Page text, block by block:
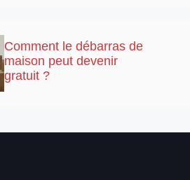
Comment le débarras de
maison peut devenir
gratuit ?